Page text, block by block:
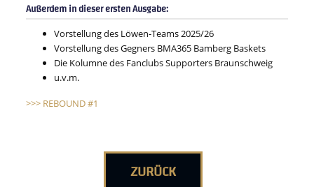
Außerdem in dieser ersten Ausgabe:
Vorstellung des Löwen-Teams 2025/26
Vorstellung des Gegners BMA365 Bamberg Baskets
Die Kolumne des Fanclubs Supporters Braunschweig
u.v.m.
>>> REBOUND #1
ZURÜCK